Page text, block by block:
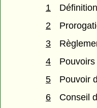
1
2
3
4
5
Pouvoir
6
Conseil